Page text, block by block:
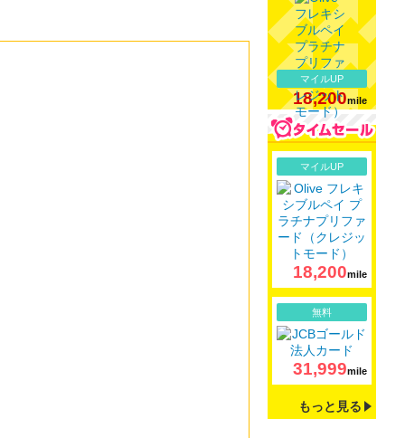
マイルUP
18,200mile
マイルUP
18,200mile
無料
31,999mile
もっと見る